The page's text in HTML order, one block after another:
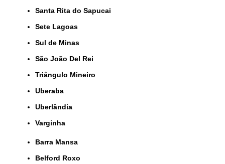
Santa Rita do Sapucai
Sete Lagoas
Sul de Minas
São João Del Rei
Triângulo Mineiro
Uberaba
Uberlândia
Varginha
Barra Mansa
Belford Roxo